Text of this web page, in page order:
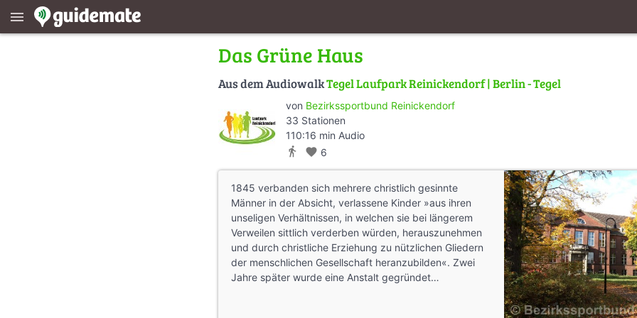
menu
Das Grüne Haus
Aus dem AudiowalkTegel Laufpark Reinickendorf | Berlin - Tegel
von Bezirkssportbund Reinickendorf
33 Stationen
110:16 min Audio
directions_walk favorite 6
1845 verbanden sich mehrere christlich gesinnte
Männer in der Absicht, verlassene Kinder »aus ihren
unseligen Verhältnissen, in welchen sie bei längerem
Verweilen sittlich verderben würden, herauszunehmen
und durch christliche Erziehung zu nützlichen Gliedern
der menschlichen Gesellschaft heranzubilden«. Zwei
Jahre später wurde eine Anstalt gegründet…